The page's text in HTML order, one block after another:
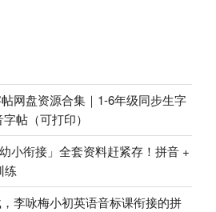
帖网盘资源合集｜1-6年级同步生字
帖（可打印）
小衔接」全套资料赶紧存！拼音 +
练
李咏梅小初英语音标课衔接的拼